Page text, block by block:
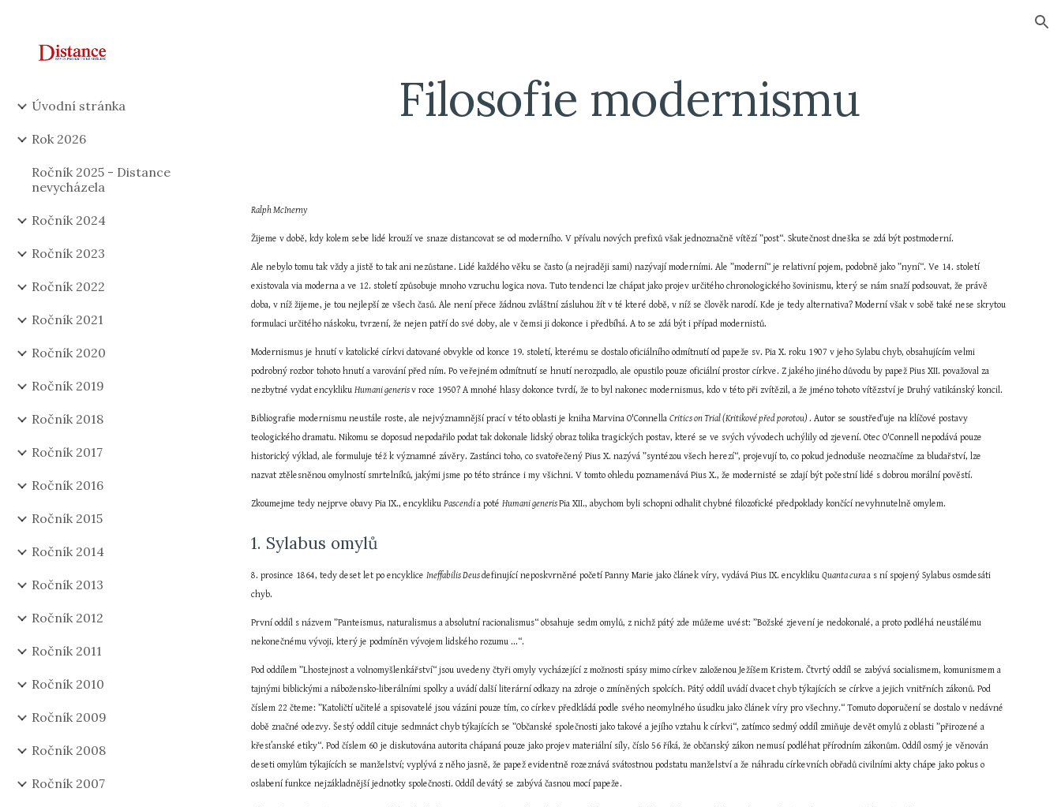
Úvodní stránka
Rok 2026
Ročník 2025 - Distance
nevycházela
Ročník 2024
Ročník 2023
Ročník 2022
Ročník 2021
Ročník 2020
Ročník 2019
Ročník 2018
Ročník 2017
Ročník 2016
Ročník 2015
Ročník 2014
Ročník 2013
Ročník 2012
Ročník 2011
Ročník 2010
Ročník 2009
Ročník 2008
Ročník 2007
Filosofie modernismu
Ralph McInerny
Žijeme v době, kdy kolem sebe lidé krouží ve snaze distancovat se od moderního. V přívalu nových prefixů však jednoznačně vítězí ”post“. Skutečnost dneška se zdá být postmoderní.
Ale nebylo tomu tak vždy a jistě to tak ani nezůstane. Lidé každého věku se často (a nejraději sami) nazývají moderními. Ale ”moderní“ je relativní pojem, podobně jako ”nyní“. Ve 14. století
existovala via moderna a ve 12. století způsobuje mnoho vzruchu logica nova. Tuto tendenci lze chápat jako projev určitého chronologického šovinismu, který se nám snaží podsouvat, že právě
doba, v níž žijeme, je tou nejlepší ze všech časů. Ale není přece žádnou zvláštní zásluhou žít v té které době, v níž se člověk narodí. Kde je tedy alternativa? Moderní však v sobě také nese skrytou
formulaci určitého náskoku, tvrzení, že nejen patří do své doby, ale v čemsi ji dokonce i předbíhá. A to se zdá být i případ modernistů.
Modernismus je hnutí v katolické církvi datované obvykle od konce 19. století, kterému se dostalo oficiálního odmítnutí od papeže sv. Pia X. roku 1907 v jeho Sylabu chyb, obsahujícím velmi
podrobný rozbor tohoto hnutí a varování před ním. Po veřejném odmítnutí se hnutí nerozpadlo, ale opustilo pouze oficiální prostor církve. Z jakého jiného důvodu by papež Pius XII. považoval za
nezbytné vydat encykliku Humani generis v roce 1950? A mnohé hlasy dokonce tvrdí, že to byl nakonec modernismus, kdo v této při zvítězil, a že jméno tohoto vítězství je Druhý vatikánský koncil.
Bibliografie modernismu neustále roste, ale nejvýznamnější prací v této oblasti je kniha Marvina O'Connella Critics on Trial (Kritikové před porotou) . Autor se soustřeďuje na klíčové postavy
teologického dramatu. Nikomu se doposud nepodařilo podat tak dokonale lidský obraz tolika tragických postav, které se ve svých vývodech uchýlily od zjevení. Otec O'Connell nepodává pouze
historický výklad, ale formuluje též k významné závěry. Zastánci toho, co svatořečený Pius X. nazývá ”syntézou všech herezí“, projevují to, co pokud jednoduše neoznačíme za bludařství, lze
nazvat ztělesněnou omylností smrtelníků, jakými jsme po této stránce i my všichni. V tomto ohledu poznamenává Pius X., že modernisté se zdají být počestní lidé s dobrou morální pověstí.
Zkoumejme tedy nejprve obavy Pia IX., encykliku Pascendi a poté Humani generis Pia XII., abychom byli schopni odhalit chybné filozofické předpoklady končící nevyhnutelně omylem.
1. Sylabus omylů
8. prosince 1864, tedy deset let po encyklice Ineffabilis Deus definující neposkvrněné početí Panny Marie jako článek víry, vydává Pius IX. encykliku Quanta cura a s ní spojený Sylabus osmdesáti
chyb.
První oddíl s názvem ”Panteismus, naturalismus a absolutní racionalismus“ obsahuje sedm omylů, z nichž pátý zde můžeme uvést: ”Božské zjevení je nedokonalé, a proto podléhá neustálému
nekonečnému vývoji, který je podmíněn vývojem lidského rozumu ...“.
Pod oddílem ”Lhostejnost a volnomyšlenkářství“ jsou uvedeny čtyři omyly vycházející z možnosti spásy mimo církev založenou Ježíšem Kristem. Čtvrtý oddíl se zabývá socialismem, komunismem a
tajnými biblickými a nábožensko-liberálními spolky a uvádí další literární odkazy na zdroje o zmíněných spolcích. Pátý oddíl uvádí dvacet chyb týkajících se církve a jejich vnitřních zákonů. Pod
číslem 22 čteme: ”Katoličtí učitelé a spisovatelé jsou vázáni pouze tím, co církev předkládá podle svého neomylného úsudku jako článek víry pro všechny.“ Tomuto doporučení se dostalo v nedávné
době značné odezvy. Šestý oddíl cituje sedmnáct chyb týkajících se ”Občanské společnosti jako takové a jejího vztahu k církvi“, zatímco sedmý oddíl zmiňuje devět omylů z oblasti ”přirozené a
křesťanské etiky“. Pod číslem 60 je diskutována autorita chápaná pouze jako projev materiální síly, číslo 56 říká, že občanský zákon nemusí podléhat přírodním zákonům. Oddíl osmý je věnován
deseti omylům týkajících se manželství; vyplývá z něho jasně, že papež evidentně rozeznává svátostnou podstatu manželství a že náhradu církevních obřadů civilními akty chápe jako pokus o
oslabení funkce nejzákladnější jednotky společnosti. Oddíl devátý se zabývá časnou mocí papeže.